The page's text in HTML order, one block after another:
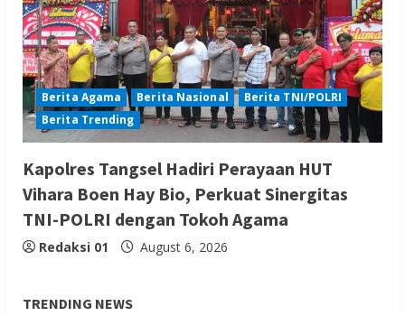
Berita Agama Berita Nasional
Berita TNI/POLRI
Berita Trending
Kapolres Tangsel Hadiri Perayaan HUT
Vihara Boen Hay Bio, Perkuat Sinergitas
TNI-POLRI dengan Tokoh Agama
Redaksi 01 August 6, 2026
TRENDING NEWS